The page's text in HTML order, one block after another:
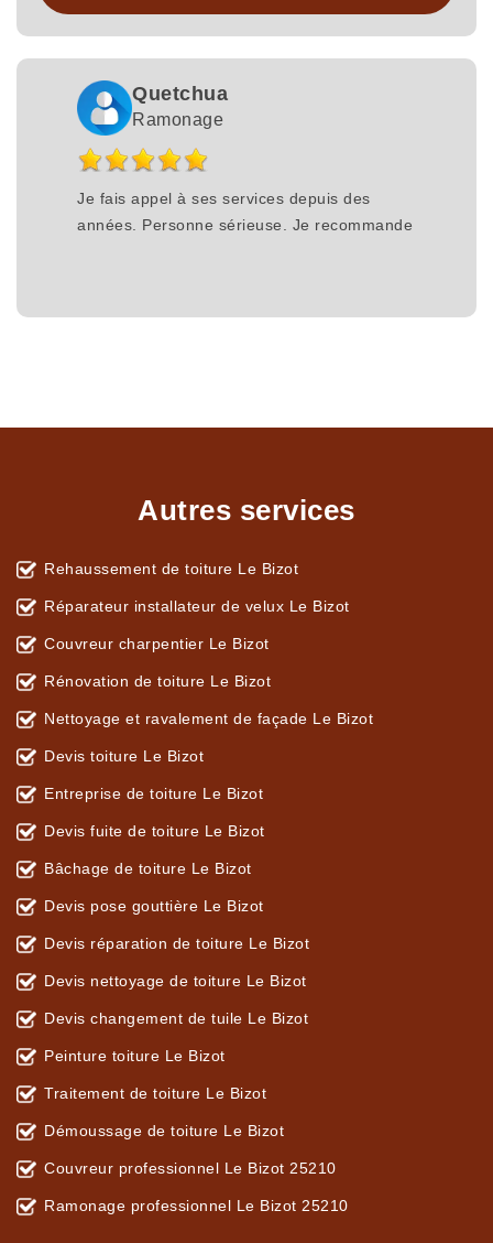
Quetchua
Ramonage
Je fais appel à ses services depuis des
années. Personne sérieuse. Je recommande
Autres services
Rehaussement de toiture Le Bizot
Réparateur installateur de velux Le Bizot
Couvreur charpentier Le Bizot
Rénovation de toiture Le Bizot
Nettoyage et ravalement de façade Le Bizot
Devis toiture Le Bizot
Entreprise de toiture Le Bizot
Devis fuite de toiture Le Bizot
Bâchage de toiture Le Bizot
Devis pose gouttière Le Bizot
Devis réparation de toiture Le Bizot
Devis nettoyage de toiture Le Bizot
Devis changement de tuile Le Bizot
Peinture toiture Le Bizot
Traitement de toiture Le Bizot
Démoussage de toiture Le Bizot
Couvreur professionnel Le Bizot 25210
Ramonage professionnel Le Bizot 25210